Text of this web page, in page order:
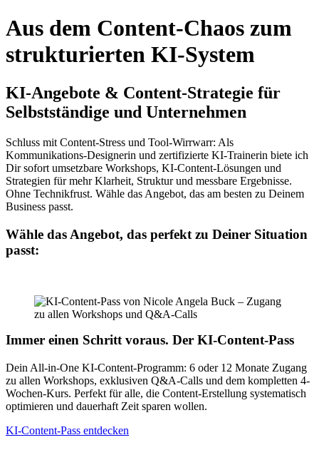
Aus dem Content-Chaos zum
strukturierten KI-System
KI-Angebote & Content-Strategie für
Selbstständige und Unternehmen
Schluss mit Content-Stress und Tool-Wirrwarr: Als
Kommunikations-Designerin und zertifizierte KI-Trainerin biete ich
Dir sofort umsetzbare Workshops, KI-Content-Lösungen und
Strategien für mehr Klarheit, Struktur und messbare Ergebnisse.
Ohne Technikfrust. Wähle das Angebot, das am besten zu Deinem
Business passt.
Wähle das Angebot, das perfekt zu Deiner Situation
passt:
Immer einen Schritt voraus. Der KI-Content-Pass
Dein All-in-One KI-Content-Programm: 6 oder 12 Monate Zugang
zu allen Workshops, exklusiven Q&A-Calls und dem kompletten 4-
Wochen-Kurs. Perfekt für alle, die Content-Erstellung systematisch
optimieren und dauerhaft Zeit sparen wollen.
KI-Content-Pass entdecken